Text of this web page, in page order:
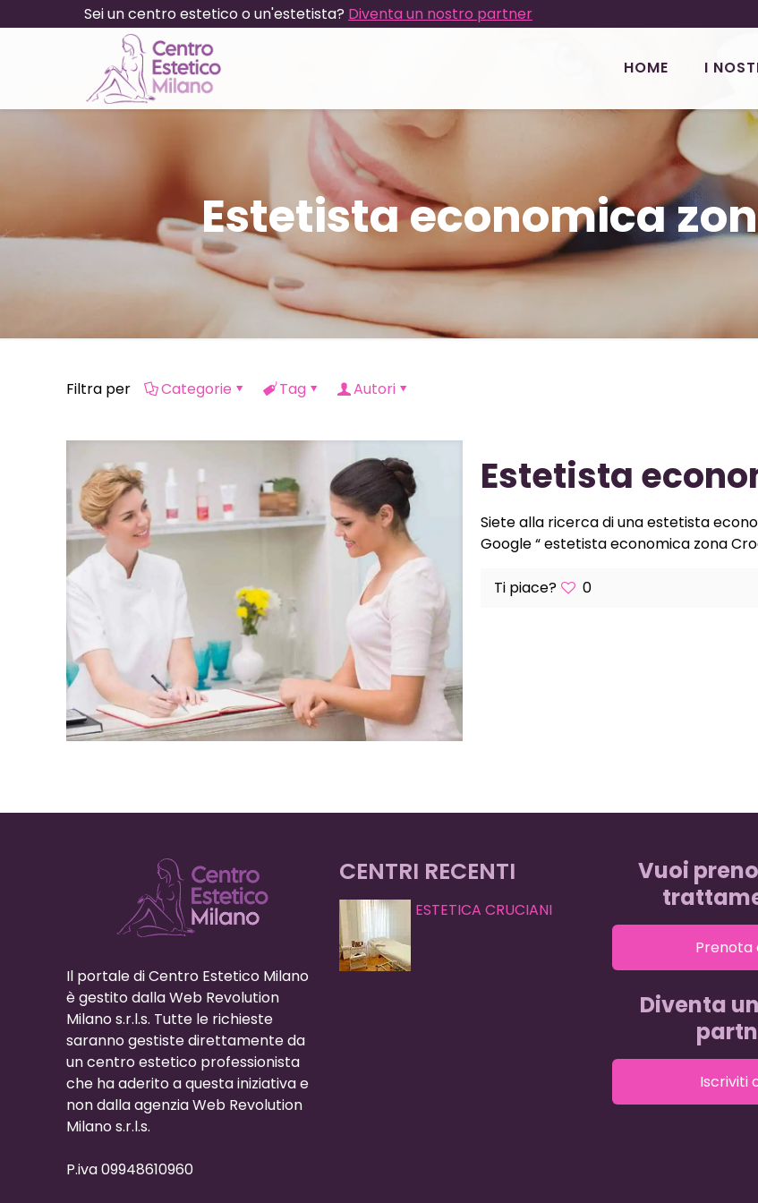
Sei un centro estetico o un'estetista? Diventa un nostro partner
HOME I
Estetista economica
Filtra per Categorie Tag Autori
Estetista
Siete alla ricerca di una estetista
Google “ estetista economica zona
Ti piace? 0
Il portale di Centro Estetico Milano
è gestito dalla Web Revolution
Milano s.r.l.s. Tutte le richieste
saranno gestiste direttamente da
un centro estetico professionista
che ha aderito a questa iniziativa e
non dalla agenzia Web Revolution
Milano s.r.l.s.
P.iva 09948610960
CENTRI RECENTI
ESTETICA CRUCIANI
Vuoi
Prenota
Diventa
Iscriviti